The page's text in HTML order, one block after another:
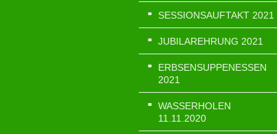
SESSIONSAUFTAKT 2021
JUBILAREHRUNG 2021
ERBSENSUPPENESSEN
2021
WASSERHOLEN
11.11.2020